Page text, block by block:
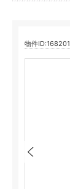
物件ID:168201